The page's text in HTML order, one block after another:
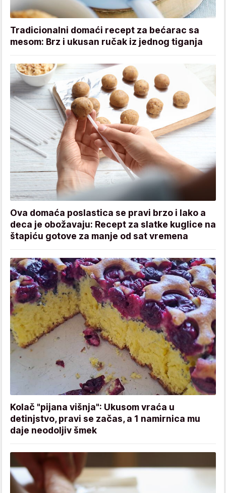
Tradicionalni domaći recept za bećarac sa
mesom: Brz i ukusan ručak iz jednog tiganja
Ova domaća poslastica se pravi brzo i lako a
deca je obožavaju: Recept za slatke kuglice na
štapiću gotove za manje od sat vremena
Kolač "pijana višnja": Ukusom vraća u
detinjstvo, pravi se začas, a 1 namirnica mu
daje neodoljiv šmek